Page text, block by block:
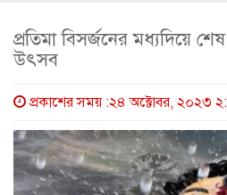
প্রতিমা বিসর্জনের মধ্যদিয়ে
উৎসব
প্রকাশের সময় :২৪ অক্টোবর, ২০২৩